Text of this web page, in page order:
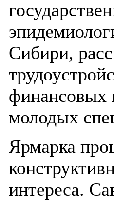
Сибири,
финансовых
молодых
Ярмарка
интереса.